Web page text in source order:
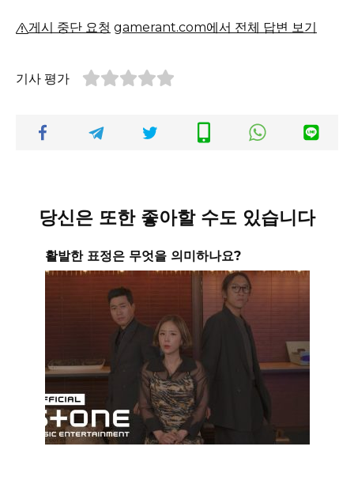
게시 중단 요청 gamerant.com에서 전체 답변 보기
기사 평가
당신은 또한 좋아할 수도 있습니다
활발한 표정은 무엇을 의미하나요?